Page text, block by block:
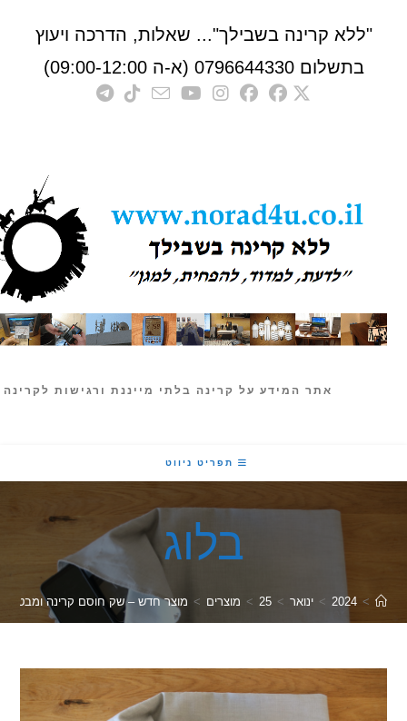
קרינה בשבילך"... שאלות, הדרכה ויעוץ
0796644330 (א-ה 09:00-12:00)
אתר המידע על קרינה בלתי מייננת ורגישות לקרינה
תפריט ניווט
בלוג
2024
> ינואר >
25
> מוצרים > מוצר חדש – שק חוסם קרינה ומבטל קליטה